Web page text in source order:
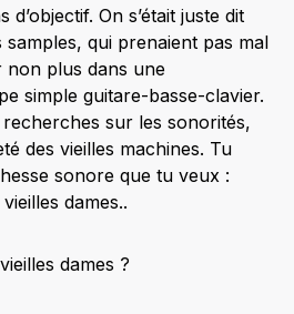
d’objectif. On s’était juste dit
samples, qui prenaient pas mal
non plus dans une
simple guitare-basse-clavier.
recherches sur les sonorités,
des vieilles machines. Tu
sonore que tu veux :
dames..
dames ?